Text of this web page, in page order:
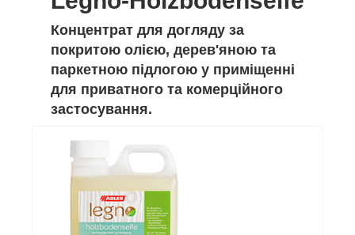
Концентрат для догляду за
покритою олією, дерев'яною та
паркетною підлогою у приміщенні
для приватного та комерційного
застосування.